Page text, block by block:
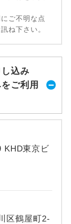
ご不明な点
ね下さい。
込み
ご利用
KHD東京ビ
区鶴屋町2-